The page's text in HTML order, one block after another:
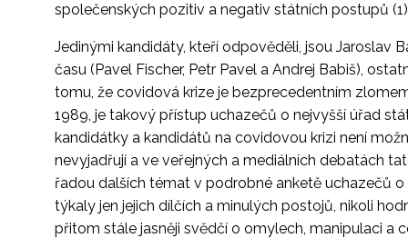
společenských pozitiv a negativ státních postupů
Jedinými kandidáty, kteří odpověděli, jsou Jaroslav
času (Pavel Fischer, Petr Pavel a Andrej Babiš),
tomu, že covidová krize je bezprecedentním
1989, je takový přístup uchazečů o nejvyšší úřad
kandidátky a kandidátů na covidovou krizi není
nevyjadřují a ve veřejných a mediálních debatách
řadou dalších témat v podrobné anketě uchazečů
týkaly jen jejich dílčích a minulých postojů, nikoli
přitom stále jasněji svědčí o omylech, manipulaci a